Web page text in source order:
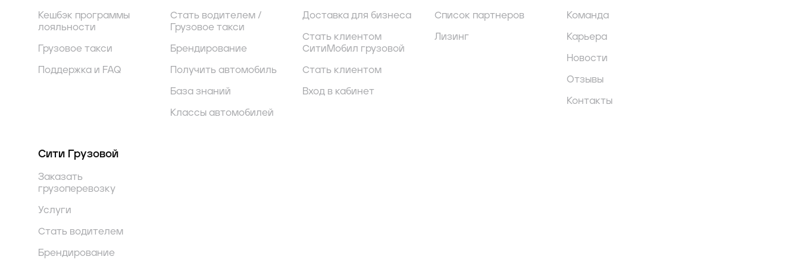
Кешбэк программы
лояльности
Грузовое такси
Поддержка и FAQ
Стать водителем /
Грузовое такси
Брендирование
Получить автомобиль
База знаний
Классы автомобилей
Доставка для бизнеса
Стать клиентом
СитиМобил грузовой
Стать клиентом
Вход в кабинет
Список партнеров
Лизинг
Команда
Карьера
Новости
Отзывы
Контакты
Сити Грузовой
Заказать
грузоперевозку
Услуги
Стать водителем
Брендирование